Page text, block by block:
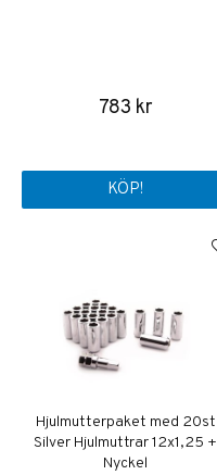
783 kr
KÖP!
Hjulmutterpaket med 20st
Silver Hjulmuttrar 12x1,25 +
Nyckel